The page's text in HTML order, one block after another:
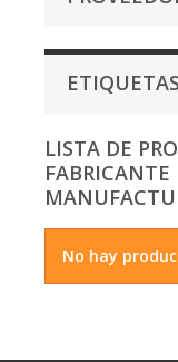
ETIQUETAS
LISTA DE
FABRICANTE
No hay